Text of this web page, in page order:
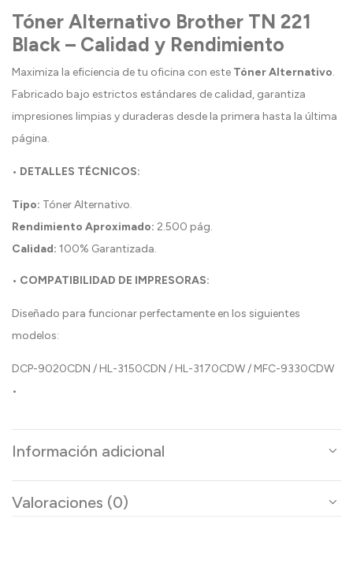
Tóner Alternativo Brother TN 221
Black – Calidad y Rendimiento
Maximiza la eficiencia de tu oficina con este Tóner Alternativo.
Fabricado bajo estrictos estándares de calidad, garantiza
impresiones limpias y duraderas desde la primera hasta la última
página.
• DETALLES TÉCNICOS:
Tipo: Tóner Alternativo.
Rendimiento Aproximado: 2.500 pág.
Calidad: 100% Garantizada.
• COMPATIBILIDAD DE IMPRESORAS:
Diseñado para funcionar perfectamente en los siguientes
modelos:
DCP-9020CDN / HL-3150CDN / HL-3170CDW / MFC-9330CDW
•
Información adicional
Valoraciones (0)